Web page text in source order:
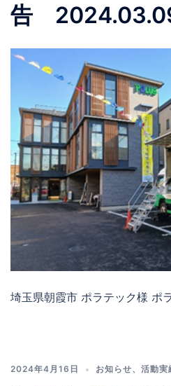
告
埼玉県朝霞市 ポラテック様 ポ
2024年4月16日 お知らせ、 活動実